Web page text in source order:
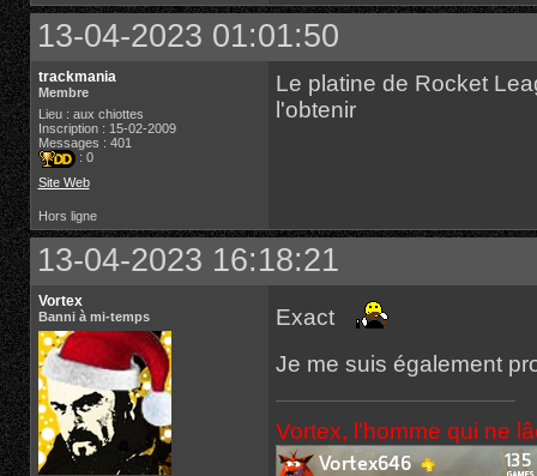
13-04-2023 01:01:50
trackmania
Membre
Lieu : aux chiottes
Inscription : 15-02-2009
Messages : 401
: 0
Site Web
Le platine de Rocket
l'obtenir
Hors ligne
13-04-2023 16:18:21
Vortex
Banni à mi-temps
Exact
Je me suis également
Vortex, l'homme qui ne